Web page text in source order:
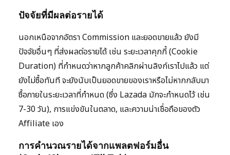
ปัจจัยที่มีผลต่อรายได้
นอกเหนือจากอัตรา Commission และยอดขายแล้ว ยังมี
ปัจจัยอื่นๆ ที่ส่งผลต่อรายได้ เช่น ระยะเวลาคุกกี้ (Cookie
Duration) ที่กำหนดว่าหากลูกค้าคลิกผ่านลิงก์เราไปแล้ว แต่
ยังไม่ซื้อทันที จะยังนับเป็นยอดขายของเราหรือไม่หากกลับมา
ซื้อภายในระยะเวลาที่กำหนด (ซึ่ง Lazada มักจะกำหนดไว้ เช่น
7-30 วัน), การแข่งขันในตลาด, และความน่าเชื่อถือของตัว
Affiliate เอง
การคำนวณรายได้จากแพลตฟอร์มอื่น